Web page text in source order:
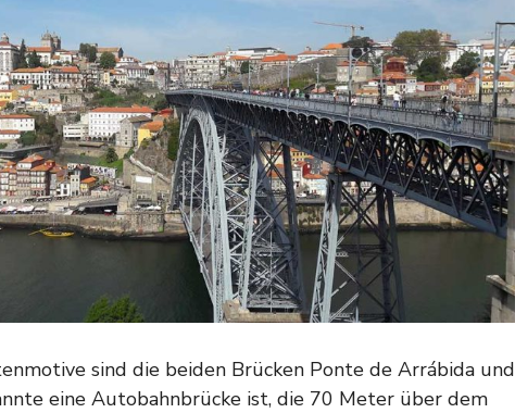
sind die beiden Brücken Ponte de Arrábida und
eine Autobahnbrücke ist, die 70 Meter über dem